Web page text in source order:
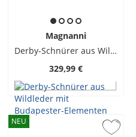
Magnanni
Derby-Schnürer aus Wildleder mit Budapester-Elementen
329,99 €
NEU